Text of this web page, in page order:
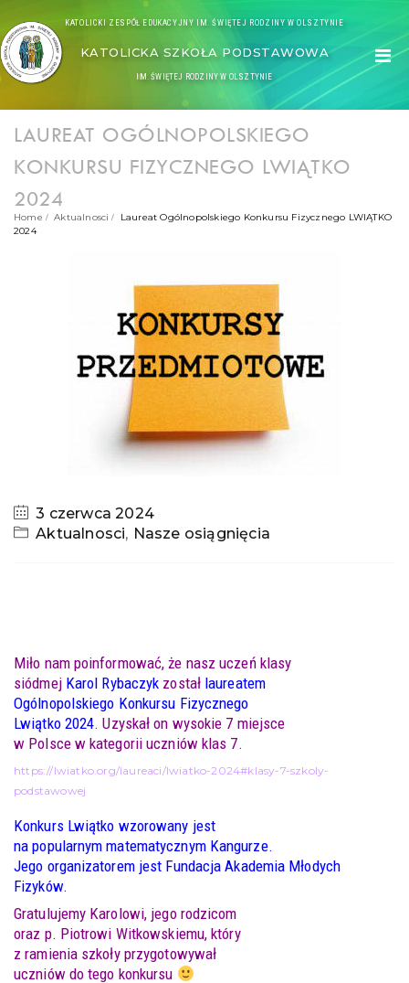
KATOLICKI ZESPÓŁ EDUKACYJNY IM. ŚWIĘTEJ RODZINY W OLSZTYNIE
KATOLICKA SZKOŁA PODSTAWOWA
IM. ŚWIĘTEJ RODZINY W OLSZTYNIE
LAUREAT OGÓLNOPOLSKIEGO
KONKURSU FIZYCZNEGO LWIĄTKO
2024
Home Aktualnosci
Laureat Ogólnopolskiego Konkursu Fizycznego LWIĄTKO
2024
3 czerwca 2024
Aktualnosci, Nasze osiągnięcia
Miło nam poinformować, że nasz uczeń klasy
siódmej Karol Rybaczyk został laureatem
Ogólnopolskiego Konkursu Fizycznego
Lwiątko 2024. Uzyskał on wysokie 7 miejsce
w Polsce w kategorii uczniów klas 7.
https://lwiatko.org/laureaci/lwiatko-2024#klasy-7-szkoly-
podstawowej
Konkurs Lwiątko wzorowany jest
na popularnym matematycznym Kangurze.
Jego organizatorem jest Fundacja Akademia Młodych
Fizyków.
Gratulujemy Karolowi, jego rodzicom
oraz p. Piotrowi Witkowskiemu, który
z ramienia szkoły przygotowywał
uczniów do tego konkursu